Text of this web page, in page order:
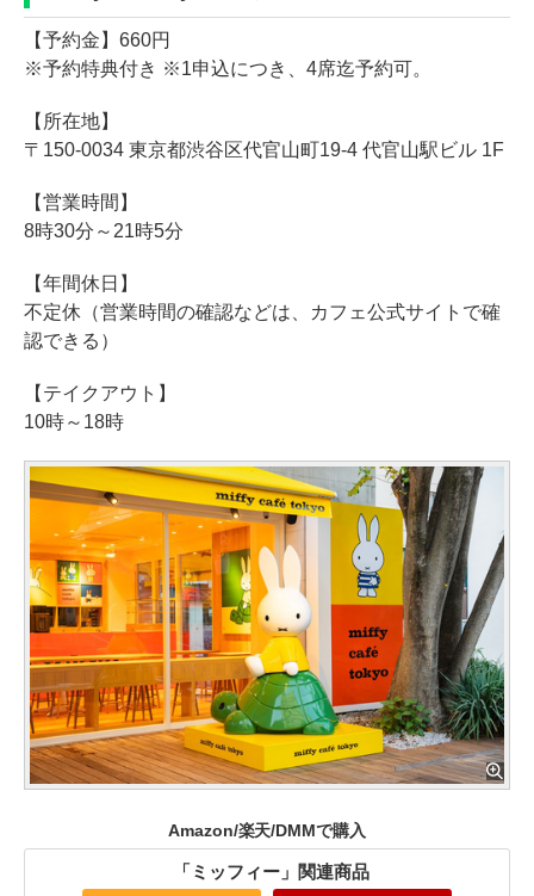
【予約金】660円
※予約特典付き ※1申込につき、4席迄予約可。
【所在地】
〒150-0034 東京都渋谷区代官山町19-4 代官山駅ビル 1F
【営業時間】
8時30分～21時5分
【年間休日】
不定休（営業時間の確認などは、カフェ公式サイトで確
認できる）
【テイクアウト】
10時～18時
Amazon/楽天/DMMで購入
「ミッフィー」関連商品